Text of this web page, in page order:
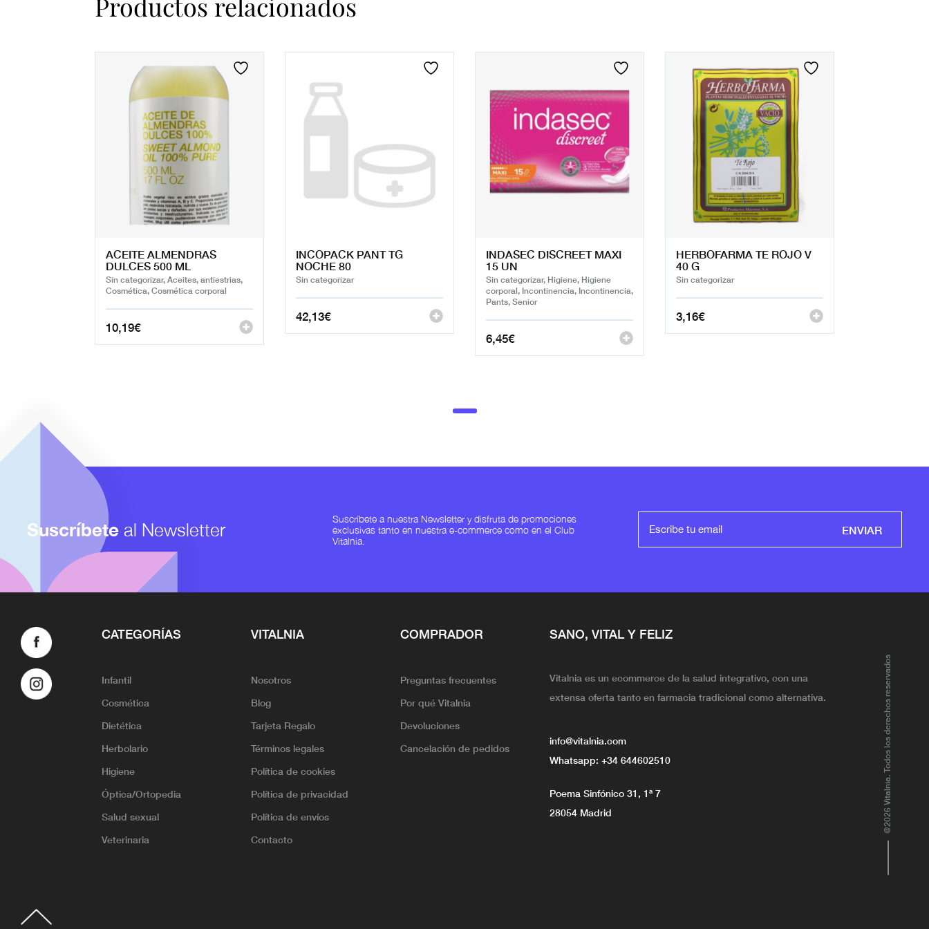
Productos relacionados
ACEITE ALMENDRAS
DULCES 500 ML
Sin categorizar, Aceites, antiestrias,
Cosmética, Cosmética corporal
10,19€
INCOPACK PANT TG
NOCHE 80
Sin categorizar
42,13€
INDASEC DISCREET MAXI
15 UN
Sin categorizar, Higiene, Higiene
corporal, Incontinencia, Incontinencia,
Pants, Senior
6,45€
HERBOFARMA TE ROJO V
40 G
Sin categorizar
3,16€
Suscríbete al Newsletter
Suscríbete a nuestra Newsletter y disfruta de promociones
exclusivas tanto en nuestra e-commerce como en el Club
Vitalnia.
ENVIAR
CATEGORÍAS
Infantil
Cosmética
Dietética
Herbolario
Higiene
Óptica/Ortopedia
Salud sexual
Veterinaria
VITALNIA
Nosotros
Blog
Tarjeta Regalo
Términos legales
Política de cookies
Política de privacidad
Política de envíos
Contacto
COMPRADOR
Preguntas frecuentes
Por qué Vitalnia
Devoluciones
Cancelación de pedidos
SANO, VITAL Y FELIZ
Vitalnia es un ecommerce de la salud integrativo, con una
extensa oferta tanto en farmacia tradicional como alternativa.
info@vitalnia.com
Whatsapp: +34 644602510
Poema Sinfónico 31, 1ª 7
28054 Madrid
@2026 Vitalnia. Todos los derechos reservados